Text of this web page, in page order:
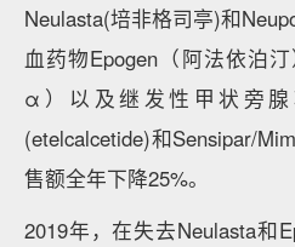
Neulasta(培非格司亭)和
血药物Epogen（阿法依泊
α）以及继发性甲状旁腺
(etelcalcetide)和Sensipar/
售额全年下降25%。
2019年，在失去Neulasta和